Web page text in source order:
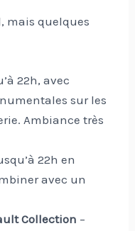
mais quelques
22h, avec
sur les
Ambiance très
22h en
avec un
Collection –